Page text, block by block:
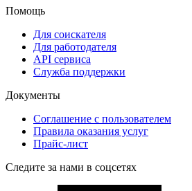
Помощь
Для соискателя
Для работодателя
API сервиса
Служба поддержки
Документы
Соглашение с пользователем
Правила оказания услуг
Прайс-лист
Следите за нами в соцсетях